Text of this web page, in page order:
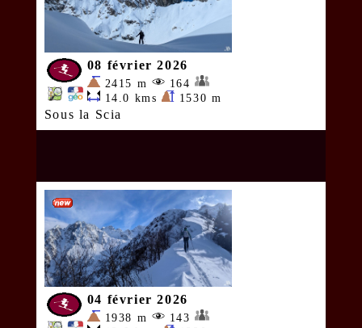
08 février 2026
2415 m
164
14.0 kms
1530 m
Sous la Scia
04 février 2026
1938 m
143